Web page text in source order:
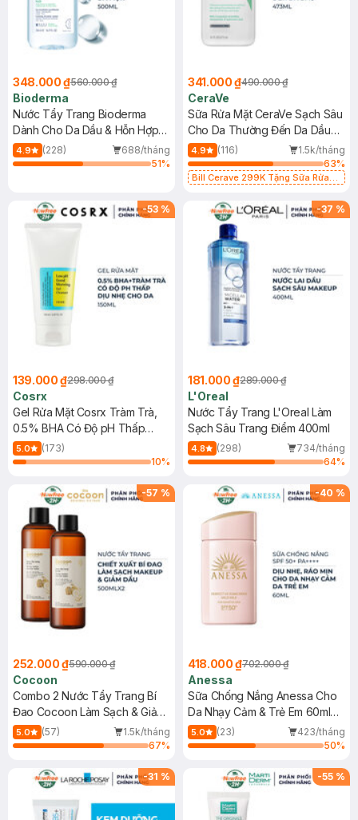
348.000 ₫560.000 ₫
Bioderma
Nước Tẩy Trang Bioderma
Dành Cho Da Dầu & Hỗn Hợp
500ml
4.9 (228)
688/tháng
51%
341.000 ₫490.000 ₫
CeraVe
Sữa Rửa Mặt CeraVe Sạch Sâu
Cho Da Thường Đến Da Dầu
473ml
4.9 (116)
1.5k/tháng
63%
Bill Cerave 299K Tặng Sữa Rửa
-53 %
139.000 ₫298.000 ₫
Cosrx
Gel Rửa Mặt Cosrx Tràm Trà,
0.5% BHA Có Độ pH Thấp
150ml
5.0
(173)
10%
-37 %
181.000 ₫289.000 ₫
L'Oreal
Nước Tẩy Trang L'Oreal Làm
Sạch Sâu Trang Điểm 400ml
4.8 (298)
734/tháng
64%
-57 %
252.000 ₫590.000 ₫
Cocoon
Combo 2 Nước Tẩy Trang Bí
Đao Cocoon Làm Sạch & Giảm
Dầu 500ml
5.0 (57)
1.5k/tháng
67%
-40 %
418.000 ₫702.000 ₫
Anessa
Sữa Chống Nắng Anessa Cho
Da Nhạy Cảm & Trẻ Em 60ml
(Mới)
5.0 (23)
423/tháng
50%
-31 % -55 %